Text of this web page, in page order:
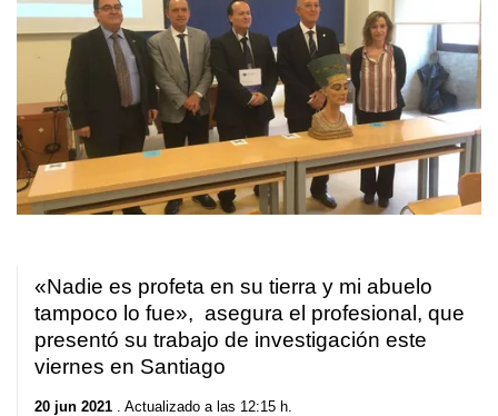
«Nadie es profeta en su tierra y mi abuelo
tampoco lo fue», asegura el profesional, que
presentó su trabajo de investigación este
viernes en Santiago
20 jun 2021 . Actualizado a las 12:15 h.